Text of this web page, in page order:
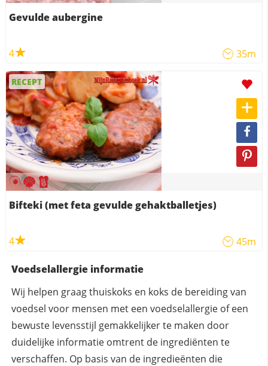
Gevulde aubergine
4 35m
RECEPT
Bifteki (met feta gevulde gehaktballetjes)
4 45m
Voedselallergie informatie
Wij helpen graag thuiskoks en koks de bereiding van
voedsel voor mensen met een voedselallergie of een
bewuste levensstijl gemakkelijker te maken door
duidelijke informatie omtrent de ingrediënten te
verschaffen. Op basis van de ingredieënten die